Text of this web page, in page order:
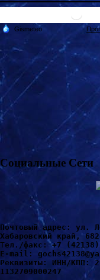
Социальные Сети
Почтовый адрес: ул.
Хабаровский край,
Тел./факс: +7
Е-mail:
Реквизиты: ИНН/КПП:
1132709000247